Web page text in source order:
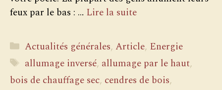
feux par le bas : … Lire la suite
Catégories
Actualités générales,Article, Energie
Étiquettes
allumage inversé, allumage par le haut,
bois de chauffage sec, cendres de bois,